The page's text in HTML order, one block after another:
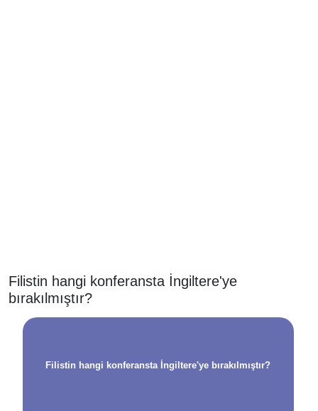
Filistin hangi konferansta İngiltere'ye
bırakılmıştır?
Filistin hangi konferansta İngiltere'ye bırakılmıştır?